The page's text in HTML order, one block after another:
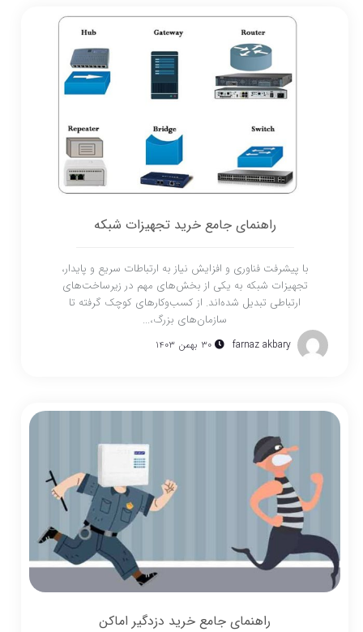
راهنمای جامع خرید تجهیزات شبکه
با پیشرفت فناوری و افزایش نیاز به ارتباطات سریع و پایدار،
تجهیزات شبکه به یکی از بخش‌های مهم در زیرساخت‌های
ارتباطی تبدیل شده‌اند. از کسب‌وکارهای کوچک گرفته تا
سازمان‌های بزرگ،...
farnaz akbary ۳۰ بهمن ۱۴۰۳
راهنمای جامع خرید دزدگیر اماکن